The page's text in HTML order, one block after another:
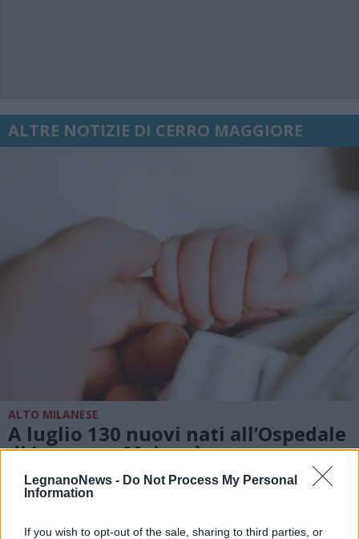
LegnanoNews - Do Not Process My Personal
Information
If you wish to opt-out of the sale, sharing to third parties, or
ALTRE NOTIZIE DI CERRO MAGGIORE
ALTO MILANESE
A luglio 130 nuovi nati all’Ospedale
di Legnano. Mai così tante nuove
nascite in un solo mese da 10 anni